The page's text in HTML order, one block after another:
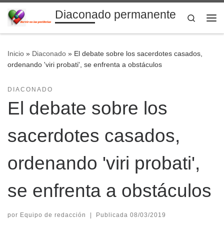
Saltar al contenidoDiaconado permanente
Search
Inicio » Diaconado » El debate sobre los sacerdotes casados,
ordenando 'viri probati', se enfrenta a obstáculos
DIACONADO
El debate sobre los
sacerdotes casados,
ordenando 'viri probati',
se enfrenta a obstáculos
por Equipo de redacción | Publicada 08/03/2019